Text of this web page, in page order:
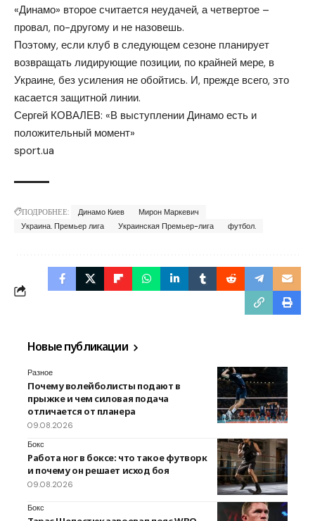
«Динамо» второе считается неудачей, а четвертое –
провал, по-другому и не назовешь.
Поэтому, если клуб в следующем сезоне планирует
возвращать лидирующие позиции, по крайней мере, в
Украине, без усиления не обойтись. И, прежде всего, это
касается защитной линии.
Сергей КОВАЛЕВ: «В выступлении Динамо есть и
положительный момент»
sport.ua
ПОДРОБНЕЕ: Динамо Киев
Мирон Маркевич
Украина. Премьер лига
Украинская Премьер-лига футбол.
Новые публикации
Разное
Почему волейболисты подают в
прыжке и чем силовая подача
отличается от планера
09.08.2026
Бокс
Работа ног в боксе: что такое футворк
и почему он решает исход боя
09.08.2026
Бокс